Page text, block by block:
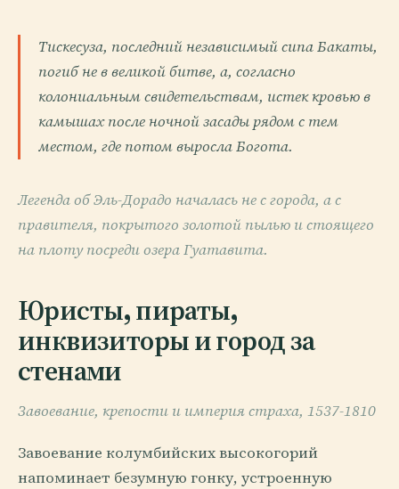
Тискесуза, последний независимый сипа Бакаты,
погиб не в великой битве, а, согласно
колониальным свидетельствам, истек кровью в
камышах после ночной засады рядом с тем
местом, где потом выросла Богота.
Легенда об Эль-Дорадо началась не с города, а с
правителя, покрытого золотой пылью и стоящего
на плоту посреди озера Гуатавита.
Юристы, пираты,
инквизиторы и город за
стенами
Завоевание, крепости и империя страха, 1537-1810
Завоевание колумбийских высокогорий
напоминает безумную гонку, устроенную